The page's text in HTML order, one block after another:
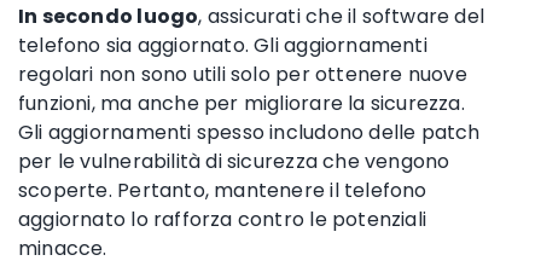
In secondo luogo, assicurati che il software del
telefono sia aggiornato. Gli aggiornamenti
regolari non sono utili solo per ottenere nuove
funzioni, ma anche per migliorare la sicurezza.
Gli aggiornamenti spesso includono delle patch
per le vulnerabilità di sicurezza che vengono
scoperte. Pertanto, mantenere il telefono
aggiornato lo rafforza contro le potenziali
minacce.